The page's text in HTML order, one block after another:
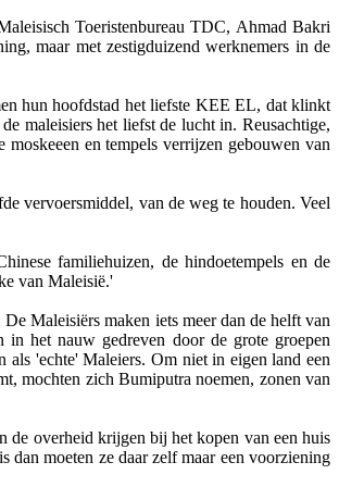
Toeristenbureau TDC, Ahmad Bakri
maar met zestigduizend werknemers in de
hun hoofdstad het liefste KEE EL, dat klinkt
maleisiers het liefst de lucht in. Reusachtige,
en tempels verrijzen gebouwen van
vervoersmiddel, van de weg te houden. Veel
familiehuizen, de hindoetempels en de
van Maleisië.'
Maleisiërs maken iets meer dan de helft van
het nauw gedreven door de grote groepen
'echte' Maleiers. Om niet in eigen land een
mochten zich Bumiputra noemen, zonen van
de overheid krijgen bij het kopen van een huis
moeten ze daar zelf maar een voorziening